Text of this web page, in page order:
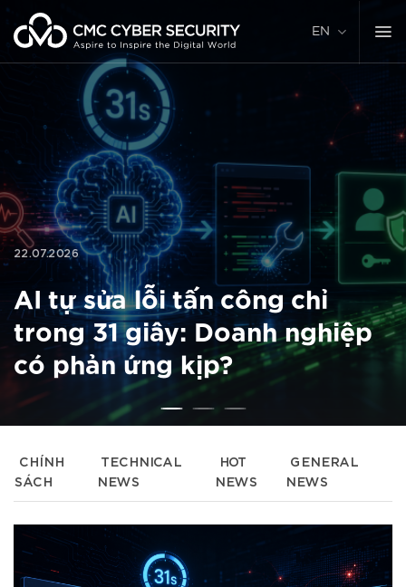
Skip
content
EN
22.07.2026
AI tự sửa lỗi tấn công chỉ
trong 31 giây: Doanh nghiệp
có phản ứng kịp?
CHÍNH
SÁCH
TECHNICAL
NEWS
HOT
NEWS
GENERAL
NEWS